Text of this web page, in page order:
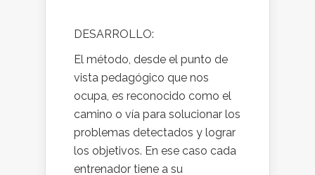
DESARROLLO:
El método, desde el punto de
vista pedagógico que nos
ocupa, es reconocido como el
camino o vía para solucionar los
problemas detectados y lograr
los objetivos. En ese caso cada
entrenador tiene a su